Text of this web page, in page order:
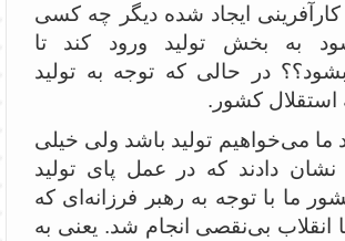
کارآفرینی ایجاد شده دیگر چه کسی
به بخش تولید ورود کند تا
بشود؟؟ در حالی که توجه به تولید
استقلال کشور.
ما می‌خواهیم تولید باشد ولی خیلی
نشان دادند که در عمل پای تولید
ما با توجه به رهبر فرزانه‌ای که
انقلاب بی‌نقصی انجام شد. یعنی به